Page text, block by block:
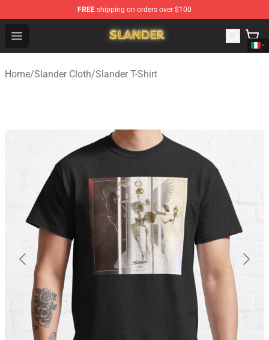
FREE shipping on orders over $100
Open menu
Slander Shop - Official Slander Merchandise Store
Home/Slander Cloth/Slander T-Shirt